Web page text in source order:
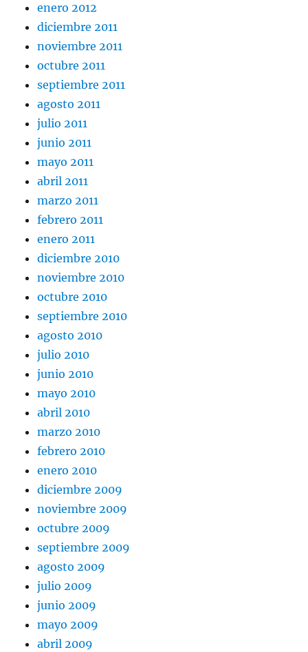
enero 2012
diciembre 2011
noviembre 2011
octubre 2011
septiembre 2011
agosto 2011
julio 2011
junio 2011
mayo 2011
abril 2011
marzo 2011
febrero 2011
enero 2011
diciembre 2010
noviembre 2010
octubre 2010
septiembre 2010
agosto 2010
julio 2010
junio 2010
mayo 2010
abril 2010
marzo 2010
febrero 2010
enero 2010
diciembre 2009
noviembre 2009
octubre 2009
septiembre 2009
agosto 2009
julio 2009
junio 2009
mayo 2009
abril 2009